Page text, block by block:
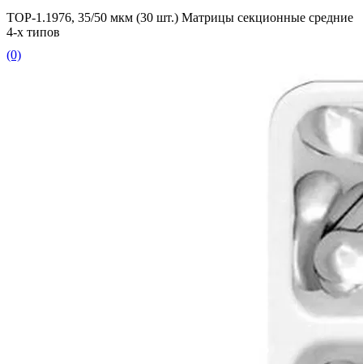
ТОР-1.1976, 35/50 мкм (30 шт.) Матрицы секционные средние
4-х типов
(0)